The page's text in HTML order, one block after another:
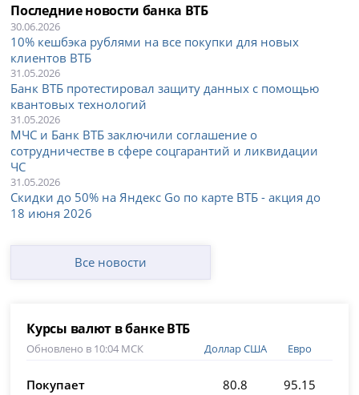
Последние новости банка ВТБ
30.06.2026
10% кешбэка рублями на все покупки для новых
клиентов ВТБ
31.05.2026
Банк ВТБ протестировал защиту данных с помощью
квантовых технологий
31.05.2026
МЧС и Банк ВТБ заключили соглашение о
сотрудничестве в сфере соцгарантий и ликвидации
ЧС
31.05.2026
Скидки до 50% на Яндекс Go по карте ВТБ - акция до
18 июня 2026
Все новости
Курсы валют в банке ВТБ
Обновлено в 10:04 МСК Доллар США Евро
Покупает 80.8
95.15